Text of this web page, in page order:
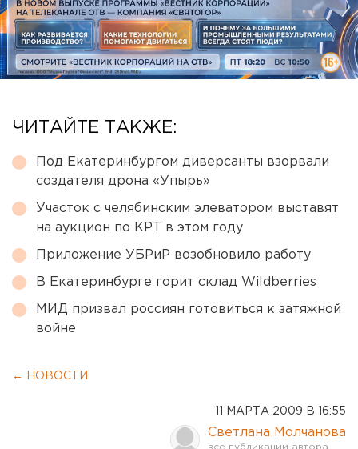
ЧИТАЙТЕ ТАКЖЕ:
Под Екатеринбургом диверсанты взорвали
создателя дрона «Упырь»
Участок с челябинским элеватором выставят
на аукцион по КРТ в этом году
Приложение УБРиР возобновило работу
В Екатеринбурге горит склад Wildberries
МИД призвал россиян готовиться к затяжной
войне
← НОВОСТИ
11 МАРТА 2009 В 16:55
Светлана Молчанова